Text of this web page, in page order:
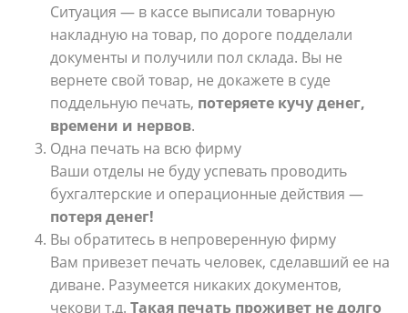
Ситуация — в кассе выписали товарную
накладную на товар, по дороге подделали
документы и получили пол склада. Вы не
вернете свой товар, не докажете в суде
поддельную печать, потеряете кучу денег,
времени и нервов.
Одна печать на всю фирму
Ваши отделы не буду успевать проводить
бухгалтерские и операционные действия —
потеря денег!
Вы обратитесь в непроверенную фирму
Вам привезет печать человек, сделавший ее на
диване. Разумеется никаких документов,
чекови т.д. Такая печать проживет не долго